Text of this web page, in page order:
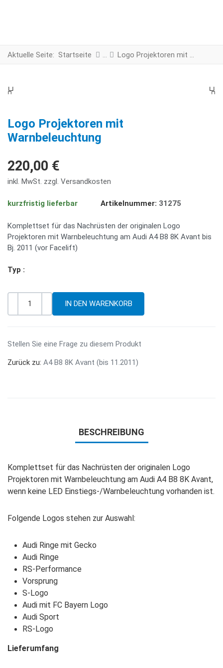
Aktuelle Seite: Startseite Logo Projektoren mit Warnbeleuchtung
Logo Projektoren mit
Warnbeleuchtung
220,00 €
inkl. MwSt. zzgl. Versandkosten
kurzfristig lieferbar Artikelnummer: 31275
Komplettset für das Nachrüsten der originalen Logo
Projektoren mit Warnbeleuchtung am Audi A4 B8 8K Avant bis
Bj. 2011 (vor Facelift)
Typ :
Stellen Sie eine Frage zu diesem Produkt
Zurück zu: A4 B8 8K Avant (bis 11.2011)
BESCHREIBUNG
Komplettset für das Nachrüsten der originalen Logo
Projektoren mit Warnbeleuchtung am Audi A4 B8 8K Avant,
wenn keine LED Einstiegs-/Warnbeleuchtung vorhanden ist.
Folgende Logos stehen zur Auswahl:
Audi Ringe mit Gecko
Audi Ringe
RS-Performance
Vorsprung
S-Logo
Audi mit FC Bayern Logo
Audi Sport
RS-Logo
Lieferumfang